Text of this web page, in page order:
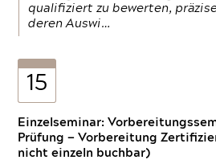
qualifiziert zu bewerten,
deren Auswi…
15
Einzelseminar:
Prüfung — Vorbereitung
nicht einzeln buchbar)